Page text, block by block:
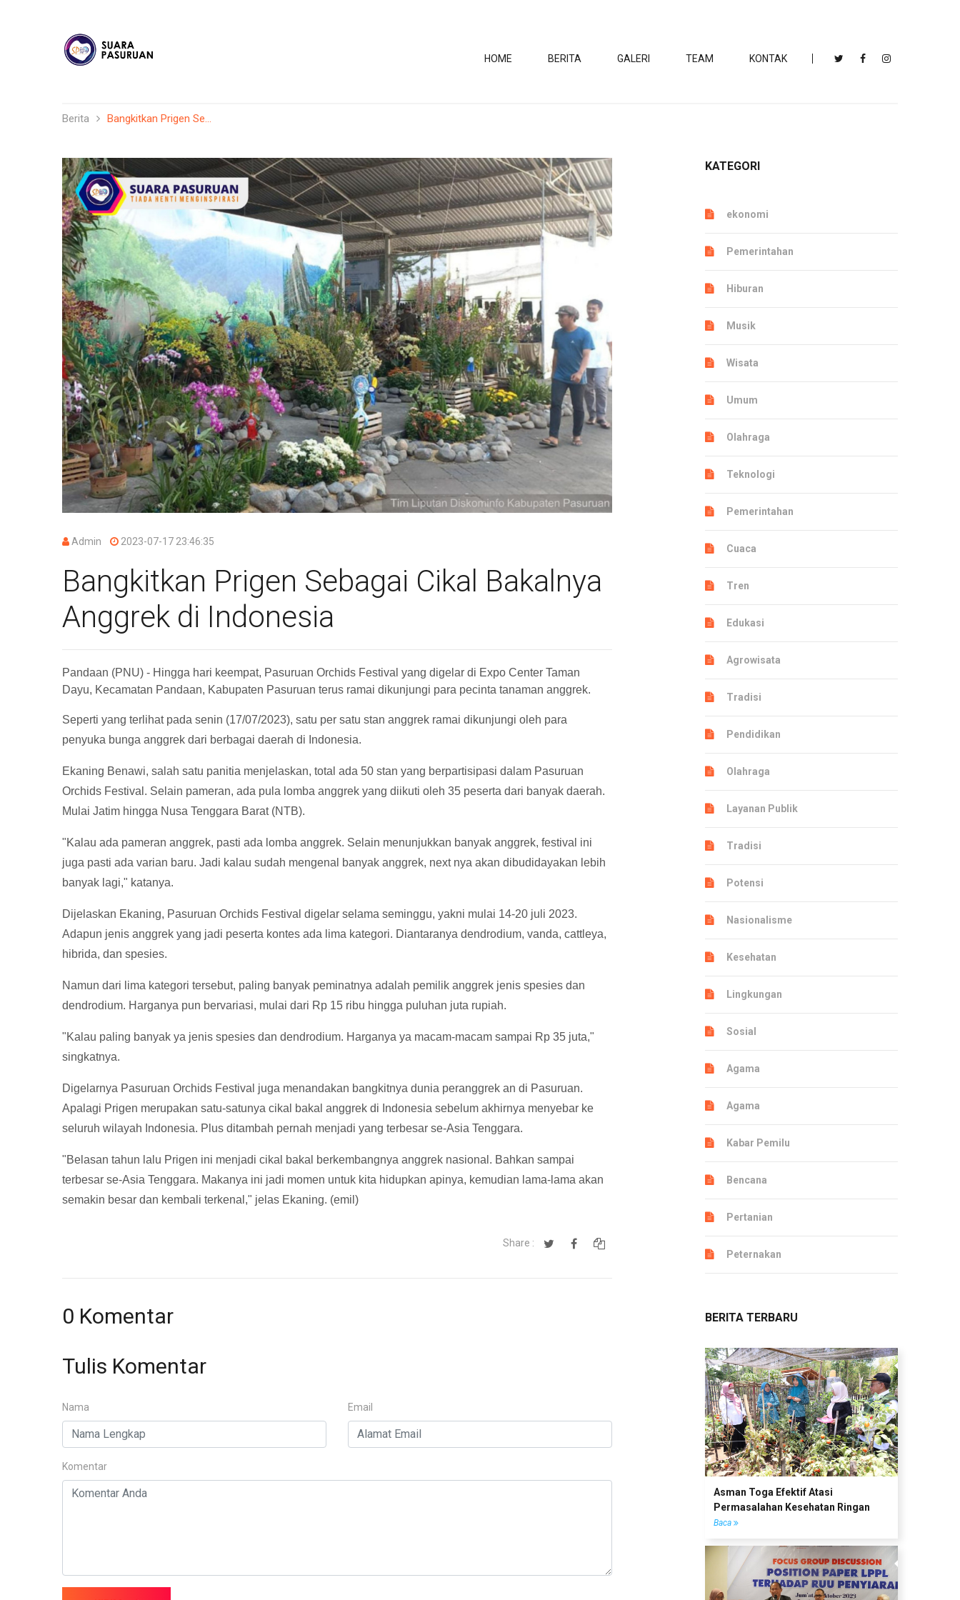
HOME BERITA GALERI TEAM KONTAK
Berita Bangkitkan Prigen Se...
Admin 2023-07-17 23:46:35
Bangkitkan Prigen Sebagai Cikal Bakalnya
Anggrek di Indonesia
Pandaan (PNU) - Hingga hari keempat, Pasuruan Orchids Festival yang digelar di Expo Center Taman
Dayu, Kecamatan Pandaan, Kabupaten Pasuruan terus ramai dikunjungi para pecinta tanaman anggrek.
Seperti yang terlihat pada senin (17/07/2023), satu per satu stan anggrek ramai dikunjungi oleh para
penyuka bunga anggrek dari berbagai daerah di Indonesia.
Ekaning Benawi, salah satu panitia menjelaskan, total ada 50 stan yang berpartisipasi dalam Pasuruan
Orchids Festival. Selain pameran, ada pula lomba anggrek yang diikuti oleh 35 peserta dari banyak daerah.
Mulai Jatim hingga Nusa Tenggara Barat (NTB).
"Kalau ada pameran anggrek, pasti ada lomba anggrek. Selain menunjukkan banyak anggrek, festival ini
juga pasti ada varian baru. Jadi kalau sudah mengenal banyak anggrek, next nya akan dibudidayakan lebih
banyak lagi," katanya.
Dijelaskan Ekaning, Pasuruan Orchids Festival digelar selama seminggu, yakni mulai 14-20 juli 2023.
Adapun jenis anggrek yang jadi peserta kontes ada lima kategori. Diantaranya dendrodium, vanda, cattleya,
hibrida, dan spesies.
Namun dari lima kategori tersebut, paling banyak peminatnya adalah pemilik anggrek jenis spesies dan
dendrodium. Harganya pun bervariasi, mulai dari Rp 15 ribu hingga puluhan juta rupiah.
"Kalau paling banyak ya jenis spesies dan dendrodium. Harganya ya macam-macam sampai Rp 35 juta,"
singkatnya.
Digelarnya Pasuruan Orchids Festival juga menandakan bangkitnya dunia peranggrek an di Pasuruan.
Apalagi Prigen merupakan satu-satunya cikal bakal anggrek di Indonesia sebelum akhirnya menyebar ke
seluruh wilayah Indonesia. Plus ditambah pernah menjadi yang terbesar se-Asia Tenggara.
"Belasan tahun lalu Prigen ini menjadi cikal bakal berkembangnya anggrek nasional. Bahkan sampai
terbesar se-Asia Tenggara. Makanya ini jadi momen untuk kita hidupkan apinya, kemudian lama-lama akan
semakin besar dan kembali terkenal," jelas Ekaning. (emil)
Share :
0 Komentar
Tulis Komentar
Nama Email
Komentar
KATEGORI
ekonomi
Pemerintahan
Hiburan
Musik
Wisata
Umum
Olahraga
Teknologi
Pemerintahan
Cuaca
Tren
Edukasi
Agrowisata
Tradisi
Pendidikan
Olahraga
Layanan Publik
Tradisi
Potensi
Nasionalisme
Kesehatan
Lingkungan
Sosial
Agama
Agama
Kabar Pemilu
Bencana
Pertanian
Peternakan
BERITA TERBARU
Asman Toga Efektif Atasi
Permasalahan Kesehatan Ringan
Baca